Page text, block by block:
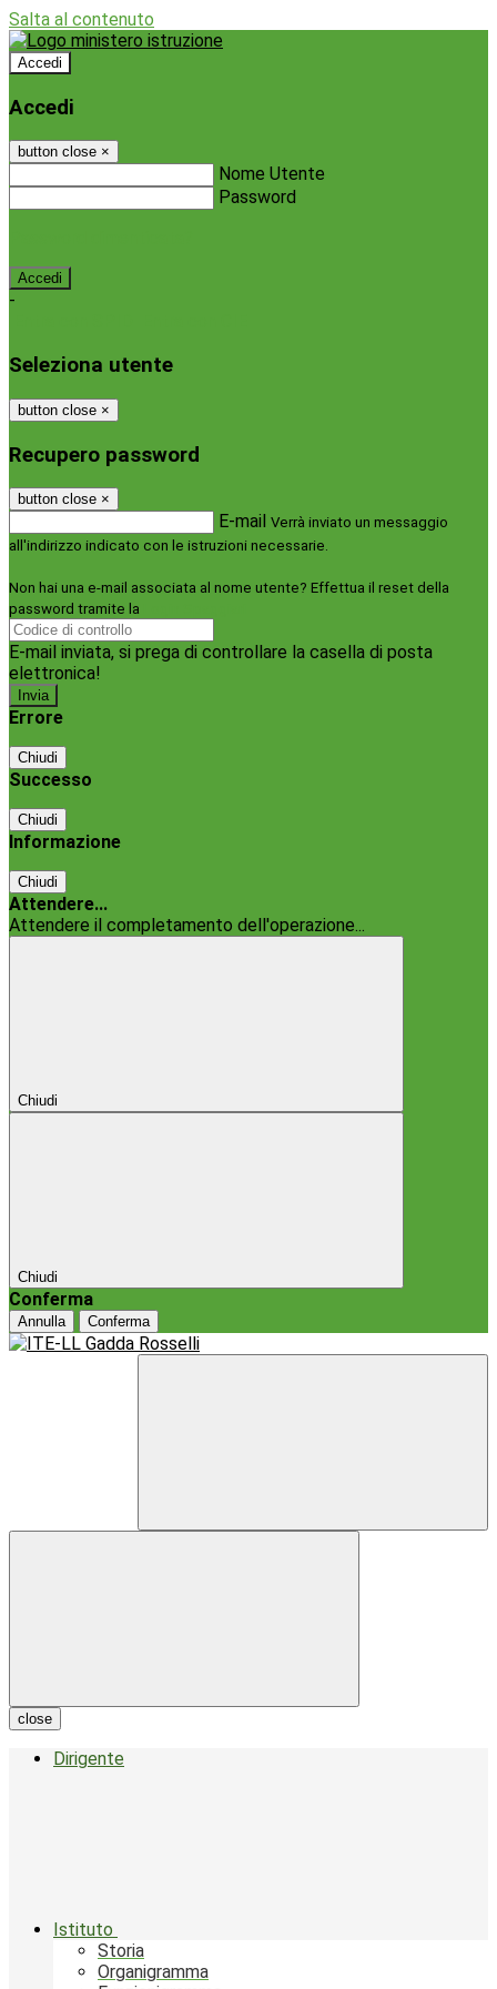
Salta al contenuto
Accedi
Accedi
button close ×
Nome Utente
Password
-
Seleziona utente
button close ×
Recupero password
button close ×
E-mail Verrà inviato un messaggio
all'indirizzo indicato con le istruzioni necessarie.
Non hai una e-mail associata al nome utente? Effettua il reset della
password tramite la
E-mail inviata, si prega di controllare la casella di posta
elettronica!
Errore
Chiudi
Successo
Chiudi
Informazione
Chiudi
Attendere...
Attendere il completamento dell'operazione...
Chiudi
Chiudi
Conferma
Annulla Conferma
close
Dirigente
Istituto
Storia
Organigramma